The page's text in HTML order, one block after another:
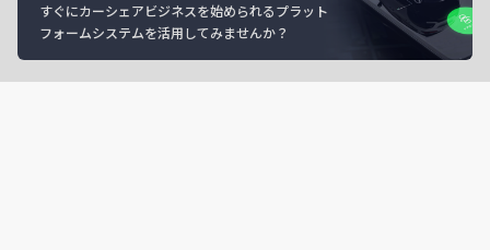
すぐにカーシェアビジネスを始められるプラット
フォームシステムを活用してみませんか？